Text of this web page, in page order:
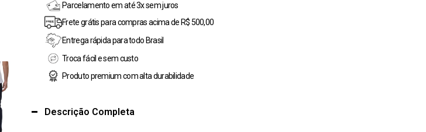
Parcelamento em até 3x sem juros
Frete grátis para compras acima de R$ 500,00
Entrega rápida para todo Brasil
Troca fácil e sem custo
Produto premium com alta durabilidade
Descrição Completa